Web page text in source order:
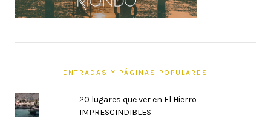
ENTRADAS Y PÁGINAS POPULARES
20 lugares que ver en El Hierro
IMPRESCINDIBLES